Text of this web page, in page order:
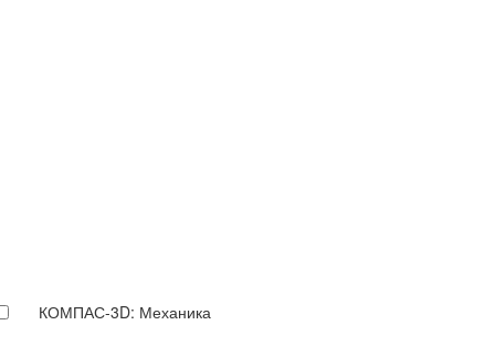
КОМПАС-3D: Механика